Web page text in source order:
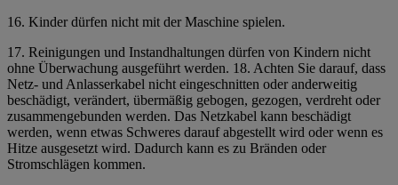
16. Kinder dürfen nicht mit der Maschine spielen.
17. Reinigungen und Instandhaltungen dürfen von Kindern nicht
ohne Überwachung ausgeführt werden. 18. Achten Sie darauf, dass
Netz- und Anlasserkabel nicht eingeschnitten oder anderweitig
beschädigt, verändert, übermäßig gebogen, gezogen, verdreht oder
zusammengebunden werden. Das Netzkabel kann beschädigt
werden, wenn etwas Schweres darauf abgestellt wird oder wenn es
Hitze ausgesetzt wird. Dadurch kann es zu Bränden oder
Stromschlägen kommen.